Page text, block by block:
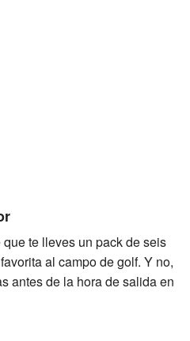
te lleves un pack de seis
al campo de golf. Y no,
antes de la hora de salida en